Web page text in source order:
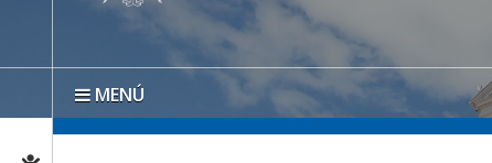
MENÚ